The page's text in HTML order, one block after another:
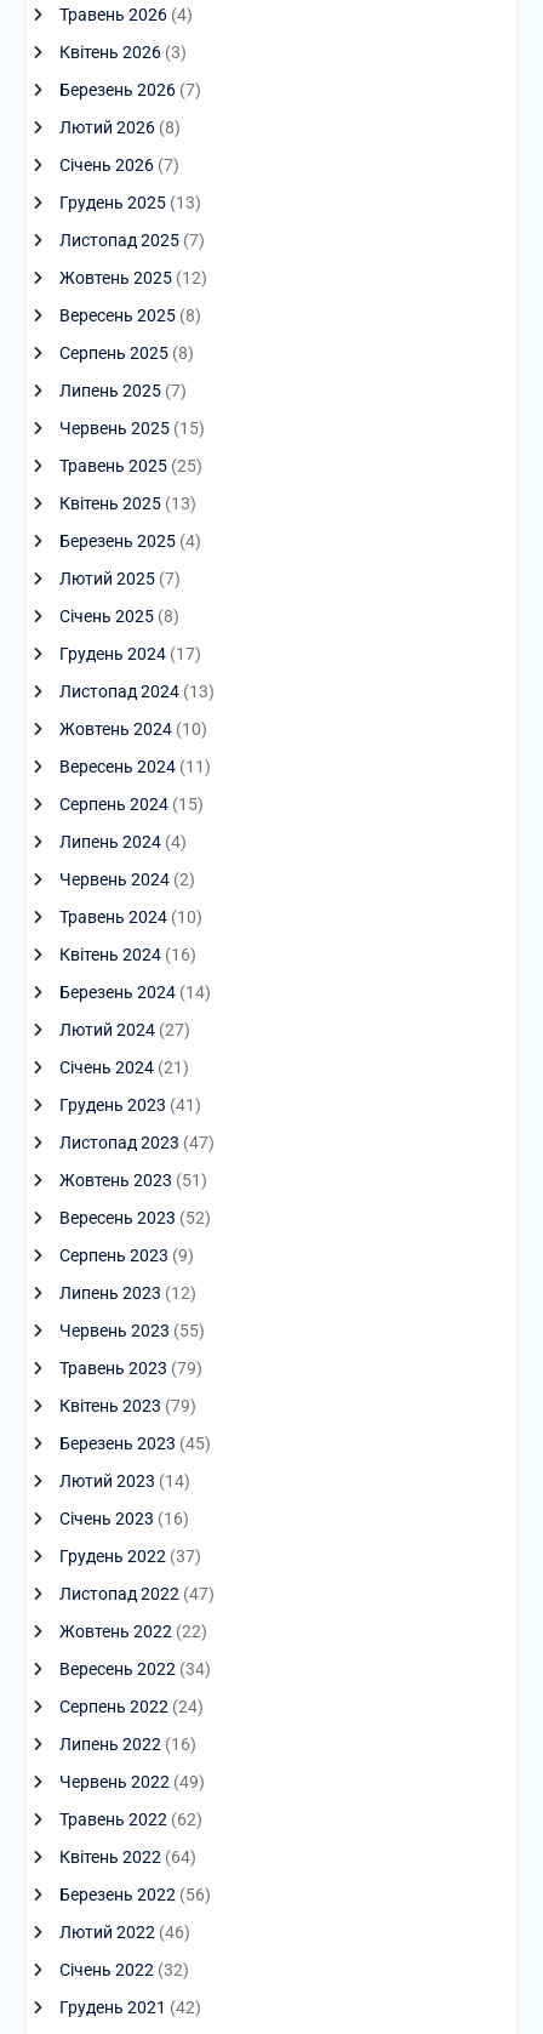
Травень 2026(4)
Квітень 2026(3)
Березень 2026(7)
Лютий 2026(8)
Січень 2026(7)
Грудень 2025(13)
Листопад 2025(7)
Жовтень 2025(12)
Вересень 2025(8)
Серпень 2025(8)
Липень 2025(7)
Червень 2025(15)
Травень 2025(25)
Квітень 2025(13)
Березень 2025(4)
Лютий 2025(7)
Січень 2025(8)
Грудень 2024(17)
Листопад 2024(13)
Жовтень 2024(10)
Вересень 2024(11)
Серпень 2024(15)
Липень 2024(4)
Червень 2024(2)
Травень 2024(10)
Квітень 2024(16)
Березень 2024(14)
Лютий 2024(27)
Січень 2024(21)
Грудень 2023 (41)
Листопад 2023 (47)
Жовтень 2023 (51)
Вересень 2023 (52)
Серпень 2023 (9)
Липень 2023 (12)
Червень 2023 (55)
Травень 2023 (79)
Квітень 2023 (79)
Березень 2023 (45)
Лютий 2023 (14)
Січень 2023 (16)
Грудень 2022 (37)
Листопад 2022 (47)
Жовтень 2022 (22)
Вересень 2022 (34)
Серпень 2022 (24)
Липень 2022 (16)
Червень 2022 (49)
Травень 2022 (62)
Квітень 2022 (64)
Березень 2022 (56)
Лютий 2022 (46)
Січень 2022 (32)
Грудень 2021 (42)